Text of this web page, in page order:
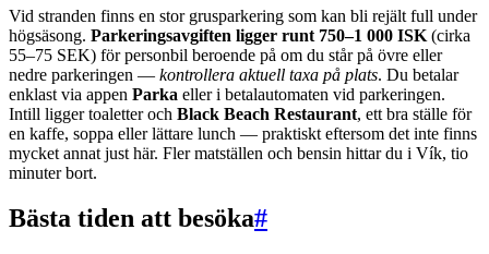
Vid stranden finns en stor grusparkering som kan bli rejält full under
högsäsong. Parkeringsavgiften ligger runt 750–1 000 ISK (cirka
55–75 SEK) för personbil beroende på om du står på övre eller
nedre parkeringen — kontrollera aktuell taxa på plats. Du betalar
enklast via appen Parka eller i betalautomaten vid parkeringen.
Intill ligger toaletter och Black Beach Restaurant, ett bra ställe för
en kaffe, soppa eller lättare lunch — praktiskt eftersom det inte finns
mycket annat just här. Fler matställen och bensin hittar du i Vík, tio
minuter bort.
Bästa tiden att besöka#